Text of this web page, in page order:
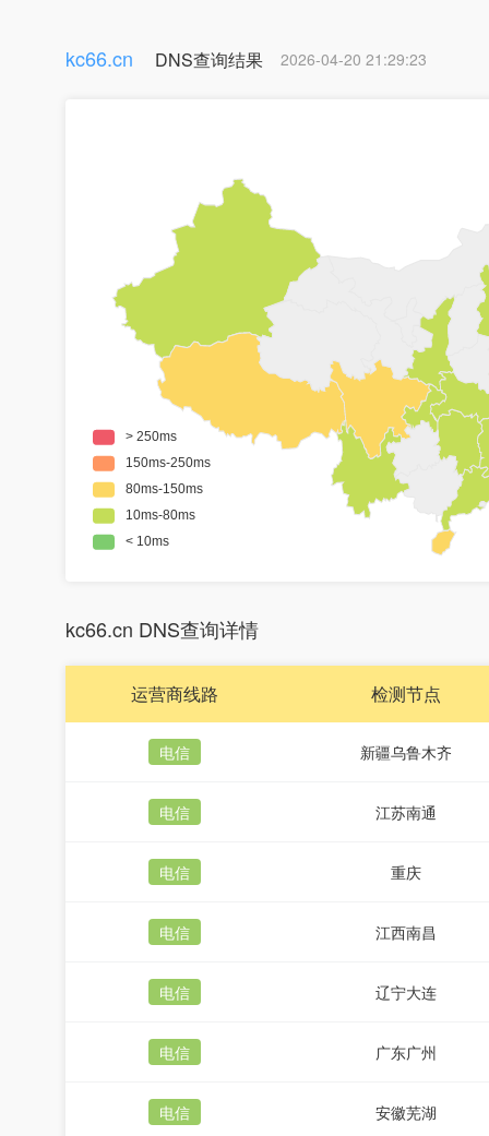
kc66.cn DNS查询结果 2026-04-20 21:29:23
kc66.cn DNS查询详情
运营商线路 检测节点
电信 新疆乌鲁木齐
电信 江苏南通
电信 重庆
电信 江西南昌
电信 辽宁大连
电信 广东广州
电信 安徽芜湖